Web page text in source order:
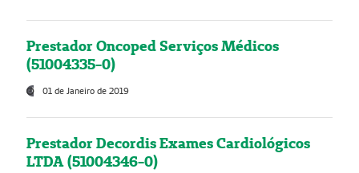
Prestador Oncoped Serviços Médicos
(51004335-0)
01 de Janeiro de 2019
Prestador Decordis Exames Cardiológicos
LTDA (51004346-0)